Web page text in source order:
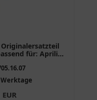
für: Aprilia
Werktage